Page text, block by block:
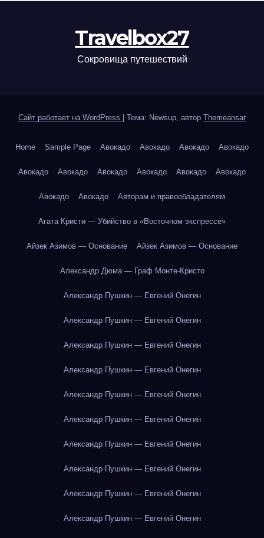
Travelbox27
Сокровища путешествий
Сайт работает на WordPress Тема: Newsup, автор Themeansar
Home Sample Page Авокадо Авокадо Авокадо Авокадо
Авокадо Авокадо Авокадо Авокадо Авокадо Авокадо
Авокадо Авокадо Авторам и правообладателям
Агата Кристи — Убийство в «Восточном экспрессе»
Айзек Азимов — Основание Айзек Азимов — Основание
Александр Дюма — Граф Монте-Кристо
Александр Пушкин — Евгений Онегин
Александр Пушкин — Евгений Онегин
Александр Пушкин — Евгений Онегин
Александр Пушкин — Евгений Онегин
Александр Пушкин — Евгений Онегин
Александр Пушкин — Евгений Онегин
Александр Пушкин — Евгений Онегин
Александр Пушкин — Евгений Онегин
Александр Пушкин — Евгений Онегин
Александр Пушкин — Евгений Онегин